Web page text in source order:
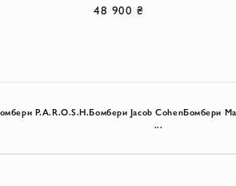
48 900 ₴
P.A.R.O.S.H.Бомбери Jacob CohenБомбери
...